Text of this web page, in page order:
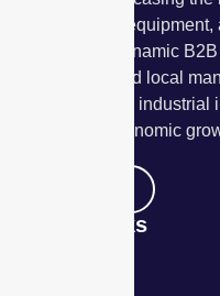
manufacturing
Serving as a dynamic
international and local
buyers—driving industrial
the nation’s economic
Quick Links